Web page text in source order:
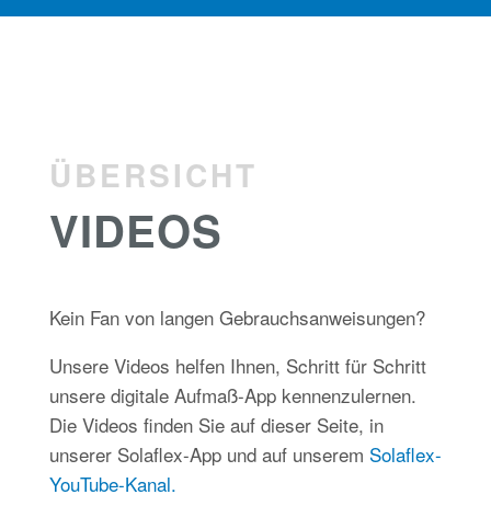
ÜBERSICHT
VIDEOS
Kein Fan von langen Gebrauchsanweisungen?
Unsere Videos helfen Ihnen, Schritt für Schritt
unsere digitale Aufmaß-App kennenzulernen.
Die Videos finden Sie auf dieser Seite, in
unserer Solaflex-App und auf unserem Solaflex-
YouTube-Kanal.